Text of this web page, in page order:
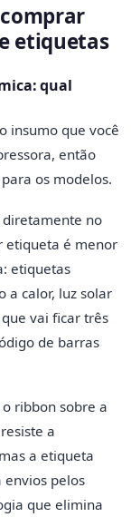
etiquetas
qual
insumo que você
então
os modelos.
no
etiqueta é menor
etiquetas
a calor, luz solar
vai ficar três
de barras
ribbon sobre a
a
a etiqueta
envios pelos
que elimina